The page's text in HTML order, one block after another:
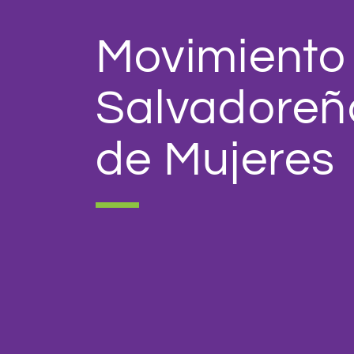
Movimiento
de Mujeres